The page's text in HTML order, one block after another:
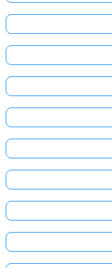
尚